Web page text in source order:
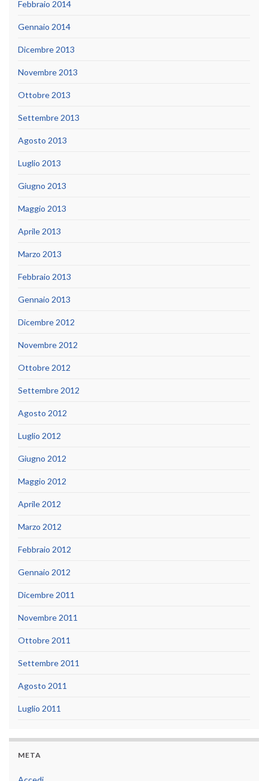
Febbraio 2014
Gennaio 2014
Dicembre 2013
Novembre 2013
Ottobre 2013
Settembre 2013
Agosto 2013
Luglio 2013
Giugno 2013
Maggio 2013
Aprile 2013
Marzo 2013
Febbraio 2013
Gennaio 2013
Dicembre 2012
Novembre 2012
Ottobre 2012
Settembre 2012
Agosto 2012
Luglio 2012
Giugno 2012
Maggio 2012
Aprile 2012
Marzo 2012
Febbraio 2012
Gennaio 2012
Dicembre 2011
Novembre 2011
Ottobre 2011
Settembre 2011
Agosto 2011
Luglio 2011
META